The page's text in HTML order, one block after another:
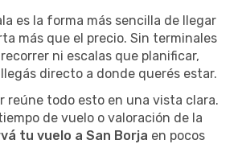
es la forma más sencilla de llegar
más que el precio. Sin terminales
ni escalas que planificar,
directo a donde querés estar.
reúne todo esto en una vista clara.
de vuelo o valoración de la
tu vuelo a San Borja en pocos